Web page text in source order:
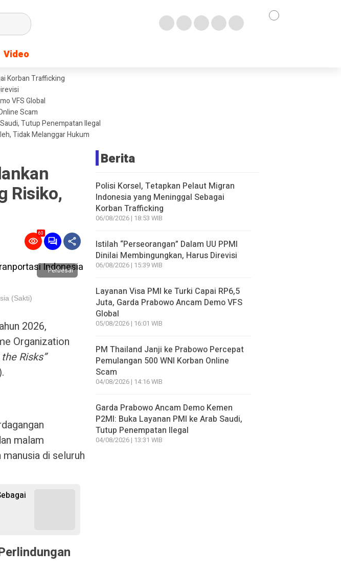
Video
Video
Korban Trafficking
VFS Global
Scam
Tutup Penempatan Ilegal
Tidak Melanggar Hukum
Risiko,
60
Perbesar
(Sakti)
2026,
Organization
Risks”
malam
di seluruh
Berita
Polisi Korsel, Tetapkan Pelaut Migran
Indonesia yang Meninggal Sebagai
Korban Trafficking
06/08/2026 | 18:53 WIB
Istilah “Perseorangan” Dalam UU PPMI
Dinilai Membingungkan, Harus Direvisi
06/08/2026 | 15:39 WIB
Layanan Visa PMI ke Turki Capai RP6,5
Juta, Garda Prabowo Ancam Demo VFS
Global
05/08/2026 | 16:01 WIB
PM Thailand Janji ke Prabowo Percepat
Pemulangan 500 WNI Korban Online
Scam
04/08/2026 | 14:16 WIB
Garda Prabowo Ancam Demo Kemen
P2MI: Buka Layanan PMI ke Arab Saudi,
Tutup Penempatan Ilegal
04/08/2026 | 13:31 WIB